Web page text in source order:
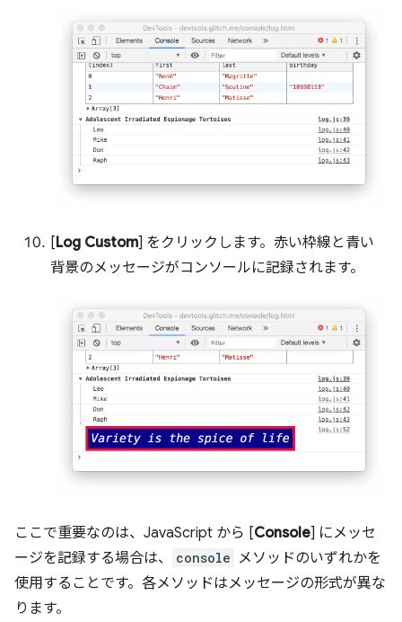
[Log Custom] をクリックします。赤い枠線と青い
背景のメッセージがコンソールに記録されます。
ここで重要なのは、JavaScript から [Console] にメッセ
ージを記録する場合は、
console メソッドのいずれかを
使用することです。各メソッドはメッセージの形式が異な
ります。